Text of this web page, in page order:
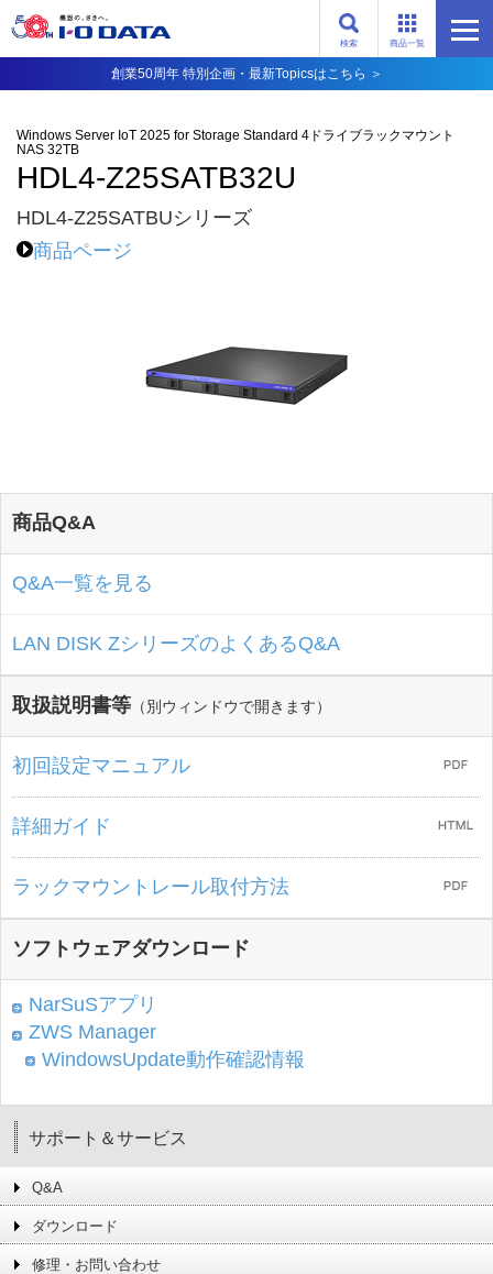
商品一覧
検索
創業50周年 特別企画・最新Topicsはこちら ＞
Windows Server IoT 2025 for Storage Standard 4ドライブラックマウント
NAS 32TB
HDL4-Z25SATB32U
HDL4-Z25SATBUシリーズ
商品ページ
商品Q&A
Q&A一覧を見る
LAN DISK ZシリーズのよくあるQ&A
取扱説明書等 （別ウィンドウで開きます）
初回設定マニュアル
詳細ガイド
ラックマウントレール取付方法
ソフトウェアダウンロード
NarSuSアプリ
ZWS Manager
WindowsUpdate動作確認情報
サポート＆サービス
Q&A
ダウンロード
修理・お問い合わせ